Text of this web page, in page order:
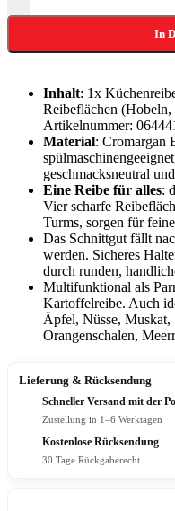
In
Inhalt: 1x
Reibeflächen
Artikelnummer:
Material: Cromargan
geschmacksneutral
Eine Reibe für alles:
Vier scharfe
Turms, sorgen für
Das Schnittgut fällt
werden. Sicheres
durch runden,
Multifunktional als
Kartoffelreibe. Auch
Äpfel, Nüsse, Muskat,
Orangenschalen,
Lieferung & Rücksendung
Schneller Versand mit der
Zustellung in 1–6 Werktagen
Kostenlose Rücksendung
30 Tage Rückgaberecht